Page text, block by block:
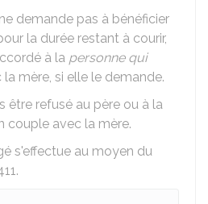
demande pas à bénéficier
la durée restant à courir,
à la personne qui
mère, si elle le demande.
être refusé au père ou à la
couple avec la mère.
s'effectue au moyen du